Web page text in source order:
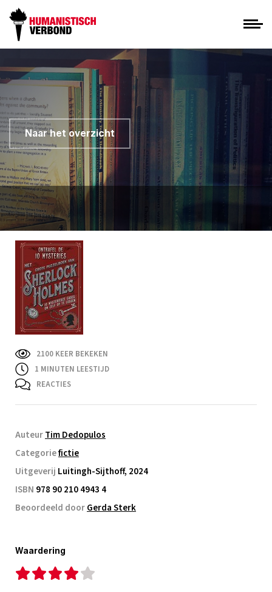
Naar het overzicht
2100 KEER BEKEKEN
1 MINUTEN LEESTIJD
REACTIES
AuteurTim Dedopulos
Categoriefictie
Uitgeverij Luitingh-Sijthoff, 2024
ISBN 978 90 210 4943 4
Beoordeeld doorGerda Sterk
Waardering